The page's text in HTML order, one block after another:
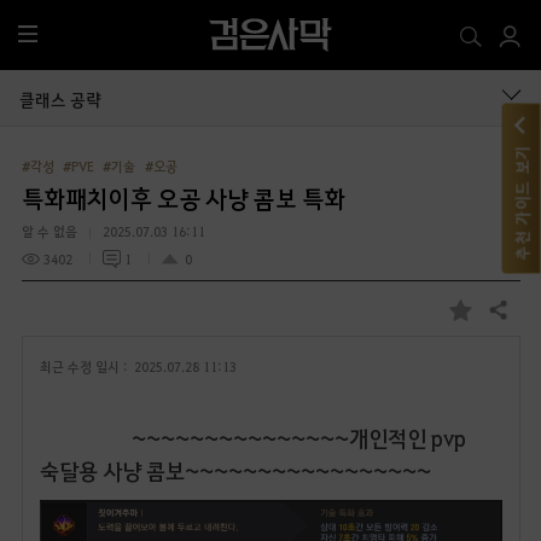
전
체
메
클래스 공략
#각성 #PVE #기술 #오공
특화패치이후 오공 사냥 콤보 특화
알 수 없음
2025.07.03 16:11
3402
1 0
즐
공유하기
최근 수정 일시 : 2025.07.28 11:13
~~~~~~~~~~~~~~~개인적인 pvp
숙달용 사냥 콤보~~~~~~~~~~~~~~~~~
추천 가이드 보기